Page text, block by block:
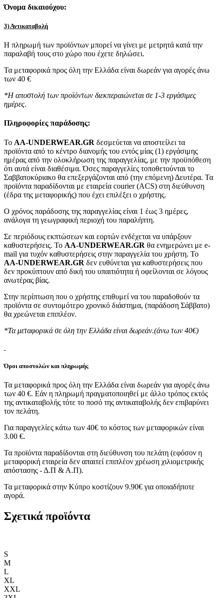
Όνομα δικαιούχου:
3) Αντικαταβολή
Η πληρωμή των προϊόντων μπορεί να γίνει με μετρητά κατά την
παραλαβή τους στο χώρο που έχετε δηλώσει.
Τα μεταφορικά προς όλη την Ελλάδα είναι δωρεάν για αγορές άνω
των 40 €
*Η αποστολή των προϊόντων διεκπεραιώνεται σε 1-3 εργάσιμες
ημέρες.
Πληροφορίες παράδοσης:
To AA-UNDERWEAR.GR δεσμεύεται να αποστείλει τα
προϊόντα από το κέντρο διανομής του εντός μίας (1) εργάσιμης
ημέρας από την ολοκλήρωση της παραγγελίας, με την προϋπόθεση
ότι αυτά είναι διαθέσιμα. Όσες παραγγελίες τοποθετούνται το
Σαββατοκύριακο θα επεξεργάζονται από (την επόμενη) Δευτέρα. Τα
προϊόντα παραδίδονται με εταιρεία courier (ACS) στη διεύθυνση
(έδρα της μεταφορικής) που έχει επιλέξει ο χρήστης.
Ο χρόνος παράδοσης της παραγγελίας είναι 1 έως 3 ημέρες,
ανάλογα τη γεωγραφική περιοχή του παραλήπτη.
Σε περιόδους εκπτώσεων και εορτών ενδέχεται να υπάρξουν
καθυστερήσεις. Το AA-UNDERWEAR.GR θα ενημερώνει με e-
mail για τυχόν καθυστερήσεις στην παραγγελία του χρήστη. Το
AA-UNDERWEAR.GR δεν ευθύνεται για καθυστερήσεις που
δεν προκύπτουν από δική του υπαιτιότητα ή οφείλονται σε λόγους
ανωτέρας βίας.
Στην περίπτωση που ο χρήστης επιθυμεί να του παραδοθούν τα
προϊόντα σε συντομότερο χρονικό διάστημα, (παράδοση Σάββατο)
θα χρεώνεται επιπλέον.
*Τα μεταφορικά σε όλη την Ελλάδα είναι δωρεάν.(άνω των 40€)
Όροι αποστολών και πληρωμής
Τα μεταφορικά προς όλη την Ελλάδα είναι δωρεάν για αγορές άνω
των 40 €. Εάν η πληρωμή πραγματοποιηθεί με άλλο τρόπος εκτός
της αντικαταβολής τότε το ποσό της αντικαταβολής δεν επιβαρύνει
τον πελάτη.
Για παραγγελίες κάτω των 40€ το κόστος των μεταφορικών είναι
3.00 €.
Τα προϊόντα παραδίδονται στη διεύθυνση του πελάτη (εφόσον η
μεταφορική εταιρεία δεν απαιτεί επιπλέον χρέωση χιλιομετρικής
απόστασης - Δ.Π & Α.Π).
Τα μεταφορικά στην Κύπρο κοστίζουν 9.90€ για οποιαδήποτε
αγορά.
Σχετικά προϊόντα
S
M
L
XL
XXL